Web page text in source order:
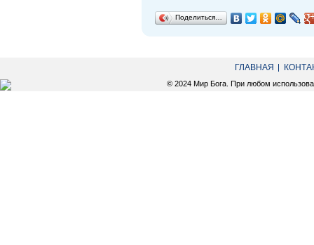
Поделиться…
ГЛАВНАЯ
© 2024 Мир Бога. При любом